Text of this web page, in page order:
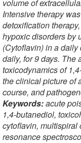
volume of
Intensive therapy
detoxification
hypoxic disorders by
(Cytoflavin) in a
daily, for 9 days. The
toxicodynamics of
the clinical picture of
course, and
Keywords:acute
1,4-butanediol,
cytoflavin, multispiral
resonance